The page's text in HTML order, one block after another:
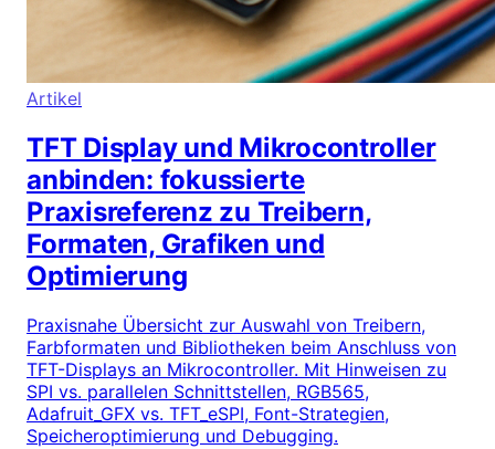
Artikel
TFT Display und Mikrocontroller
anbinden: fokussierte
Praxisreferenz zu Treibern,
Formaten, Grafiken und
Optimierung
Praxisnahe Übersicht zur Auswahl von Treibern,
Farbformaten und Bibliotheken beim Anschluss von
TFT-Displays an Mikrocontroller. Mit Hinweisen zu
SPI vs. parallelen Schnittstellen, RGB565,
Adafruit_GFX vs. TFT_eSPI, Font-Strategien,
Speicheroptimierung und Debugging.